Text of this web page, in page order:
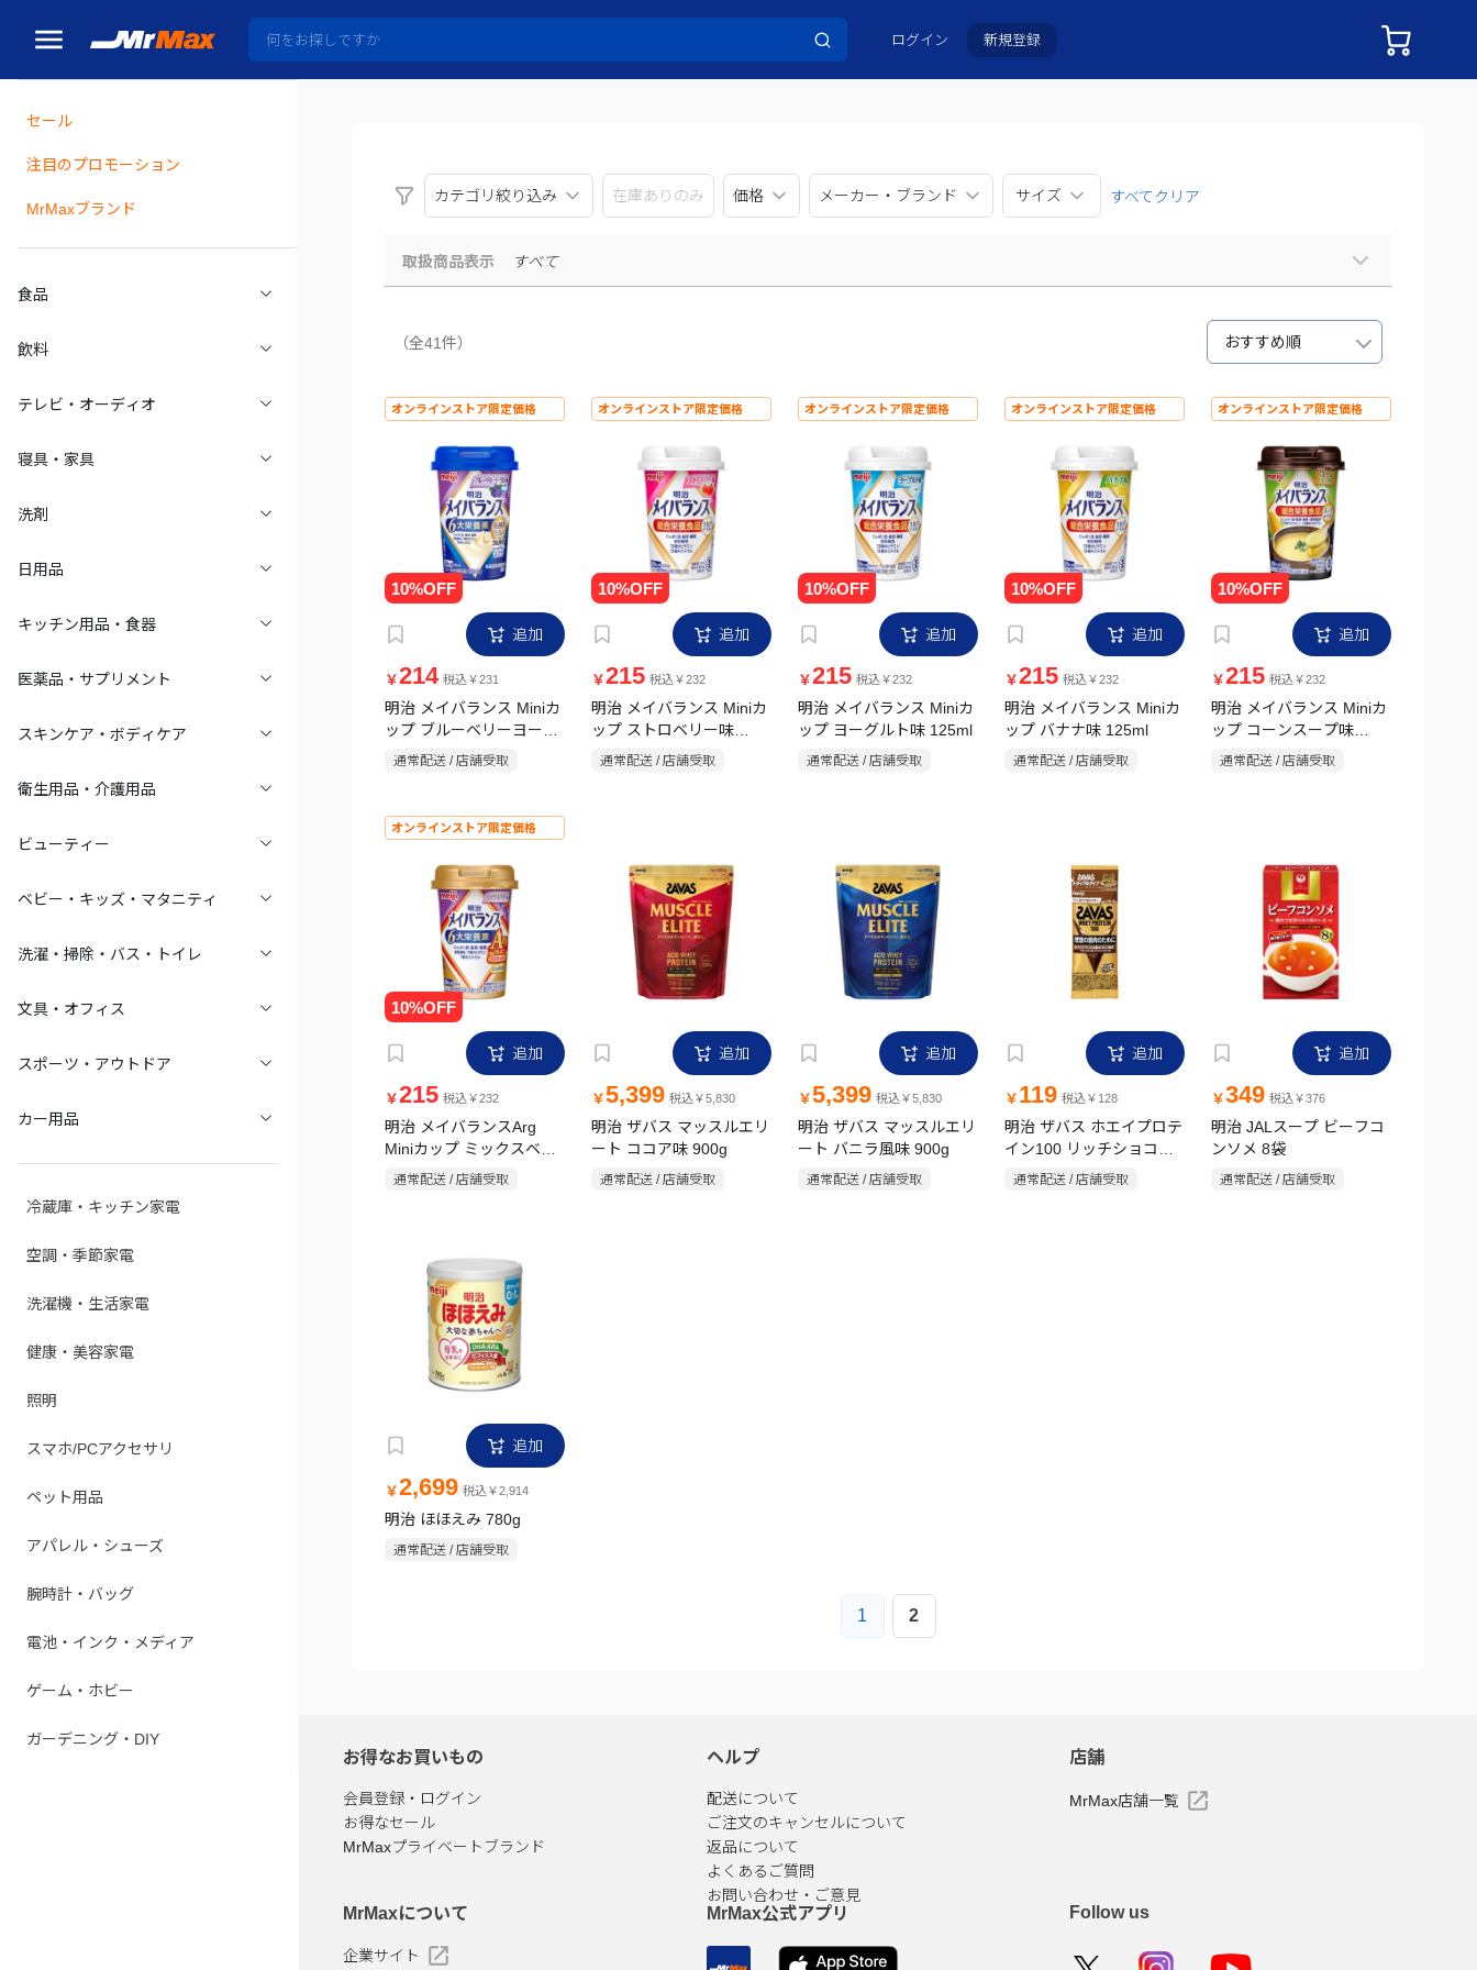
ログイン 新規登録
セール
注目のプロモーション
MrMaxブランド
食品
飲料
テレビ・オーディオ
寝具・家具
洗剤
日用品
キッチン用品・食器
医薬品・サプリメント
スキンケア・ボディケア
衛生用品・介護用品
ビューティー
ベビー・キッズ・マタニティ
洗濯・掃除・バス・トイレ
文具・オフィス
スポーツ・アウトドア
カー用品
冷蔵庫・キッチン家電
空調・季節家電
洗濯機・生活家電
健康・美容家電
照明
スマホ/PCアクセサリ
ペット用品
アパレル・シューズ
腕時計・バッグ
電池・インク・メディア
ゲーム・ホビー
ガーデニング・DIY
カテゴリ絞り込み
在庫ありのみ 価格 メーカー・ブランド サイズ すべてクリア
取扱商品表示 すべて
（全41件） おすすめ順
オンラインストア限定価格
追加
￥214 税込￥231
明治 メイバランス Miniカ
ップ ブルーベリーヨーグ
ルト味 125ml
通常配送 / 店舗受取
オンラインストア限定価格
追加
￥215 税込￥232
明治 メイバランス Miniカ
ップ ストロベリー味
通常配送 / 店舗受取
オンラインストア限定価格
追加
￥215 税込￥232
明治 メイバランス Miniカ
ップ ヨーグルト味 125ml
通常配送 / 店舗受取
オンラインストア限定価格
追加
￥215 税込￥232
明治 メイバランス Miniカ
ップ バナナ味 125ml
通常配送 / 店舗受取
オンラインストア限定価格
追加
￥215 税込￥232
明治 メイバランス Miniカ
ップ コーンスープ味
通常配送 / 店舗受取
オンラインストア限定価格
追加
￥215 税込￥232
明治 メイバランスArg
Miniカップ ミックスベリ
ー味 125ml
通常配送 / 店舗受取
追加
￥5,399 税込￥5,830
明治 ザバス マッスルエリ
ート ココア味 900g
通常配送 / 店舗受取
追加
￥5,399 税込￥5,830
明治 ザバス マッスルエリ
ート バニラ風味 900g
通常配送 / 店舗受取
追加
￥ 119 税込￥128
明治 ザバス ホエイプロテ
イン100 リッチショコラ
味 トライアルタイプ
10.5g
通常配送 / 店舗受取
追加
￥349 税込￥376
明治 JALスープ ビーフコ
ンソメ 8袋
通常配送 / 店舗受取
追加
￥2,699 税込￥2,914
明治 ほほえみ 780g
通常配送 / 店舗受取
1 2
お得なお買いもの
会員登録・ログイン
お得なセール
MrMaxプライベートブランド
ヘルプ
配送について
ご注文のキャンセルについて
返品について
よくあるご質問
お問い合わせ・ご意見
店舗
MrMax店舗一覧
MrMaxについて
企業サイト
MrMax公式アプリ Follow us